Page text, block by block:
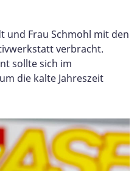
und Frau Schmohl mit den
verbracht.
sollte sich im
die kalte Jahreszeit